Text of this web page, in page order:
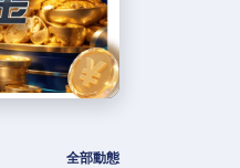
全部動態